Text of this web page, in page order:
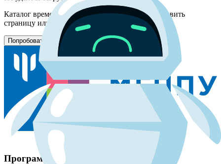
Каталог временно недоступен. Попробуйте обновить
страницу или вернитесь позже.
Попробовать снова
Программы